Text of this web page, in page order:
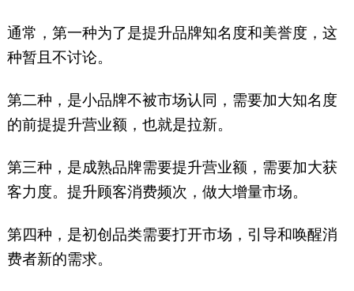
通常，第一种为了是提升品牌知名度和美誉度，这
种暂且不讨论。
第二种，是小品牌不被市场认同，需要加大知名度
的前提提升营业额，也就是拉新。
第三种，是成熟品牌需要提升营业额，需要加大获
客力度。提升顾客消费频次，做大增量市场。
第四种，是初创品类需要打开市场，引导和唤醒消
费者新的需求。